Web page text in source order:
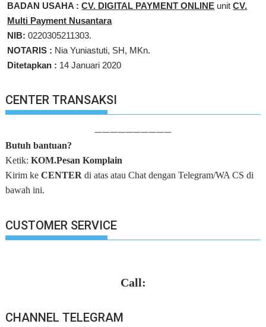
BADAN USAHA :CV. DIGITAL PAYMENT ONLINE unitCV.
Multi Payment Nusantara
NIB: 0220305211303.
NOTARIS : Nia Yuniastuti, SH, MKn.
Ditetapkan : 14 Januari 2020
CENTER TRANSAKSI
——————————
Butuh bantuan?
Ketik:KOM.Pesan Komplain
Kirim keCENTER di atas atau Chat dengan Telegram/WA CS di
bawah ini.
CUSTOMER SERVICE
Call:
CHANNEL TELEGRAM